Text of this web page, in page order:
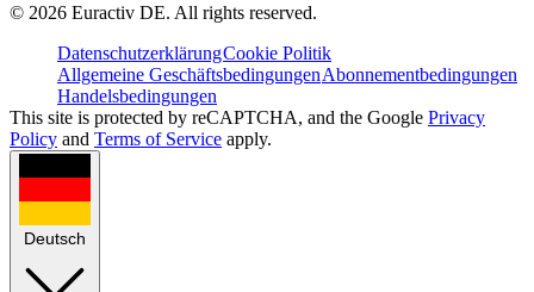
© 2026 Euractiv DE. All rights reserved.
DatenschutzerklärungCookie Politik
Allgemeine GeschäftsbedingungenAbonnementbedingungen
Handelsbedingungen
This site is protected by reCAPTCHA, and the Google Privacy
Policy and Terms of Service apply.
Deutsch